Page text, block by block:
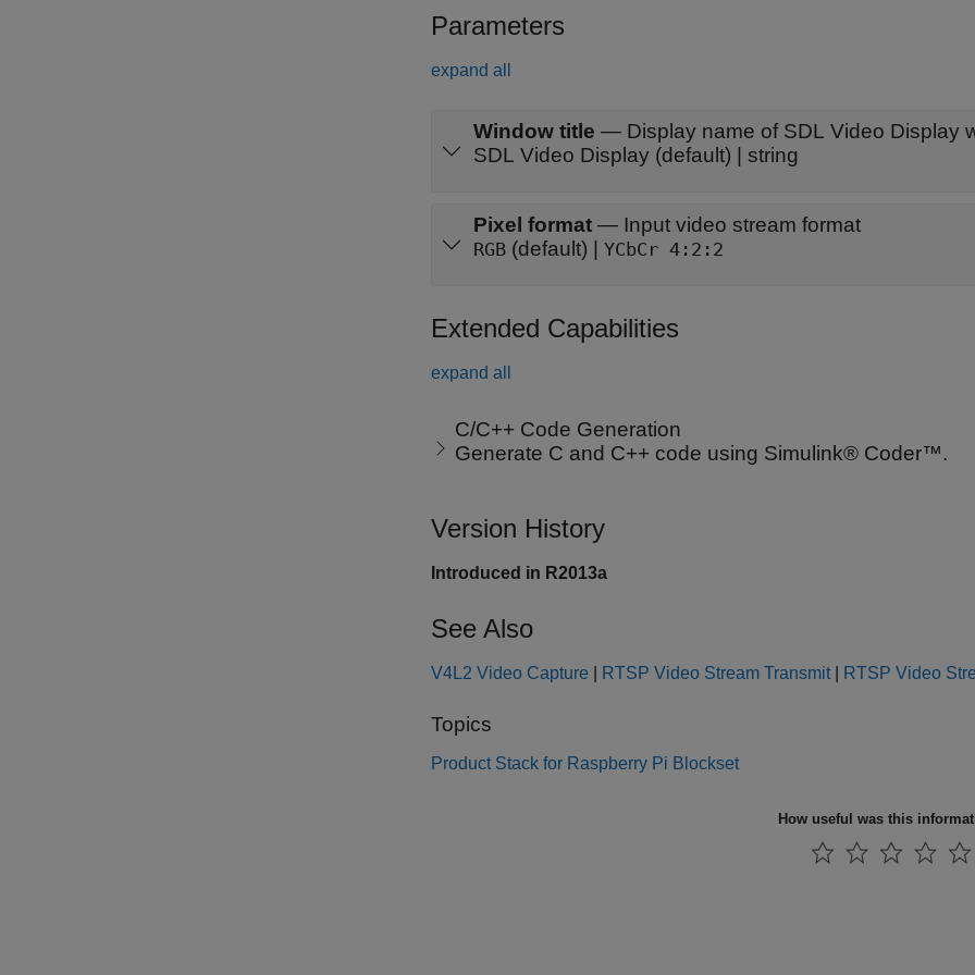
Parameters
expand all
Window title — Display name of SDL Video Display
SDL Video Display (default) | string
Pixel format — Input video stream format
RGB (default) | YCbCr 4:2:2
Extended Capabilities
expand all
C/C++ Code Generation
Generate C and C++ code using Simulink® Coder™.
Version History
Introduced in R2013a
See Also
V4L2 Video Capture RTSP Video Stream Transmit RTSP Video
Topics
Product Stack for Raspberry Pi Blockset
How useful was this